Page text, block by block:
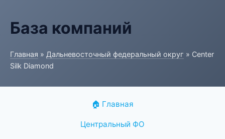
База компаний
Главная » Дальневосточный федеральный округ » Center
Silk Diamond
🏠 Главная
Центральный ФО